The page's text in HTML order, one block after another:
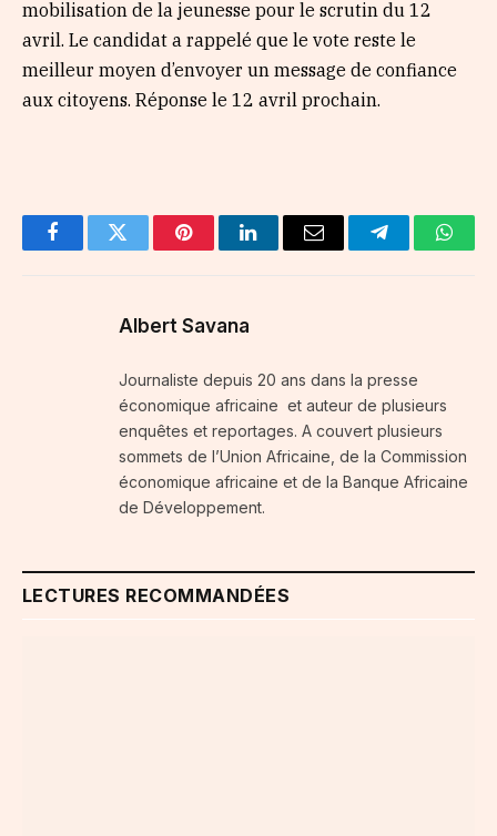
mobilisation de la jeunesse pour le scrutin du 12
avril. Le candidat a rappelé que le vote reste le
meilleur moyen d’envoyer un message de confiance
aux citoyens. Réponse le 12 avril prochain.
FacebookTwitter PinterestLinkedInEmail Telegram
Albert Savana
Journaliste depuis 20 ans dans la presse
économique africaine et auteur de plusieurs
enquêtes et reportages. A couvert plusieurs
sommets de l’Union Africaine, de la Commission
économique africaine et de la Banque Africaine
de Développement.
LECTURES RECOMMANDÉES